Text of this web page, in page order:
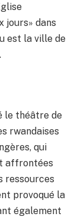
jours» dans
est la ville de
le théâtre de
rwandaises
qui
affrontées
ressources
provoqué la
également